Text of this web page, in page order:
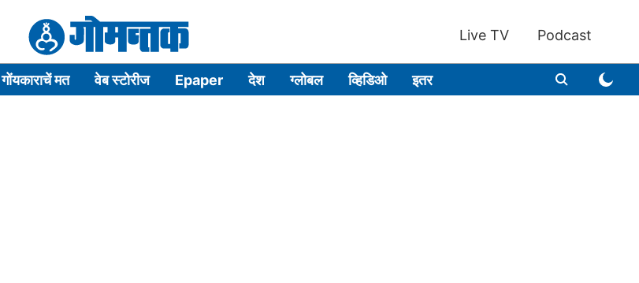
Live TV Podcast
गोंयकाराचें मत वेब स्टोरीज Epaper देश ग्लोबल व्हिडिओ इतर